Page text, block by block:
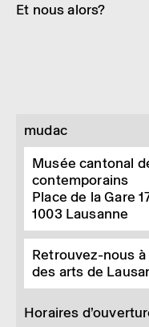
Et nous alors?
mudac
Musée cantonal
contemporains
Place de la Gare
1003 Lausanne
Retrouvez-nous
des arts de
Horaires